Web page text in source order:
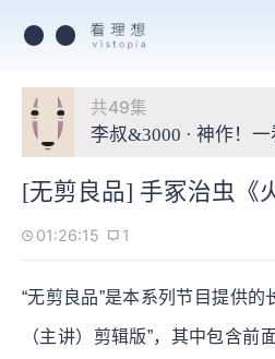
共49集
李叔&3000 · 神作！
[无剪良品] 手冢治虫《
01:26:15 1
“无剪良品”是本系列节目提供的
（主讲）剪辑版”，其中包含前